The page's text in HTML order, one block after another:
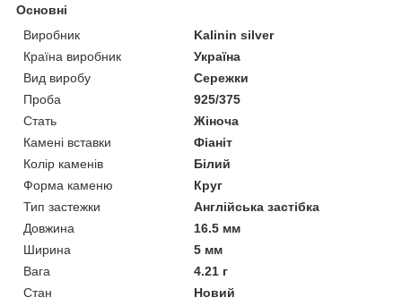
Основні
Виробник
Kalinin silver
Країна виробник
Україна
Вид виробу
Сережки
Проба
925/375
Стать
Жіноча
Камені вставки
Фіаніт
Колір каменів
Білий
Форма каменю
Круг
Тип застежки
Англійська застібка
Довжина
16.5 мм
Ширина
5 мм
Вага
4.21 г
Стан
Новий